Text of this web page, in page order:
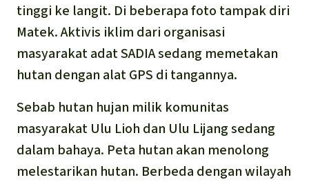
tinggi ke langit. Di beberapa foto tampak diri
Matek. Aktivis iklim dari organisasi
masyarakat adat SADIA sedang memetakan
hutan dengan alat GPS di tangannya.
Sebab hutan hujan milik komunitas
masyarakat Ulu Lioh dan Ulu Lijang sedang
dalam bahaya. Peta hutan akan menolong
melestarikan hutan. Berbeda dengan wilayah